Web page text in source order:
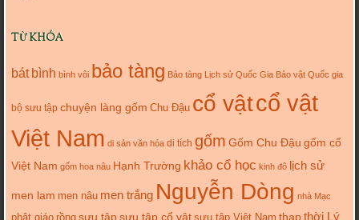
TỪ KHÓA
bát bình bình vôi bảo tàng Bảo tàng Lịch sử Quốc Gia Bảo vật Quốc gia
bộ sưu tập chuyện làng gốm Chu Đậu cổ vậtcổ vật
Việt Nam di sản văn hóa di tích gốm Gốm Chu Đậu gốm cổ
Việt Nam gốm hoa nâu Hạnh Trường khảo cổ học kinh đô lịch sử
men lam men nâu men trắng Nguyễn Dòng nhà Mạc
phật giáo rồng sưu tập sưu tập cổ vật sưu tập Việt Nam thạp thời Lý